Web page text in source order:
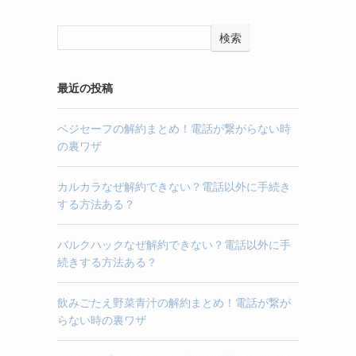
検索
最近の投稿
ベジセーフの解約まとめ！電話が繋がらない時
の裏ワザ
カルカラなぜ解約できない？電話以外に手続き
する方法ある？
バルクハックなぜ解約できない？電話以外に手
続きする方法ある？
飲みごたえ野菜青汁の解約まとめ！電話が繋が
らない時の裏ワザ